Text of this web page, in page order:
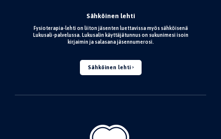
Sähköinen lehti
Fysioterapia-lehti on liiton jäsenten luettavissa myös sähköisenä
Lukusali-palvelussa. Lukusalin käyttäjätunnus on sukunimesi isoin
kirjaimin ja salasana jäsennumerosi.
Sähköinen lehti